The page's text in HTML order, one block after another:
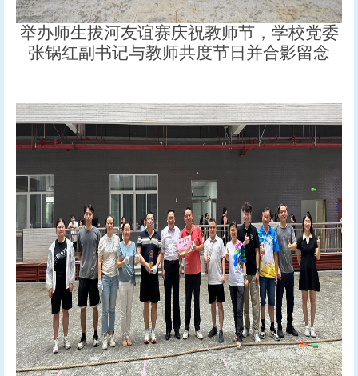
举办师生拔河友谊赛庆祝教师节，学校党委
张锅红副书记与教师共度节日并合影留念